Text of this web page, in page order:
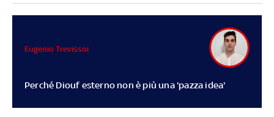
Perché Diouf esterno non è più una 'pazza idea'
Eugenio Trevissoi